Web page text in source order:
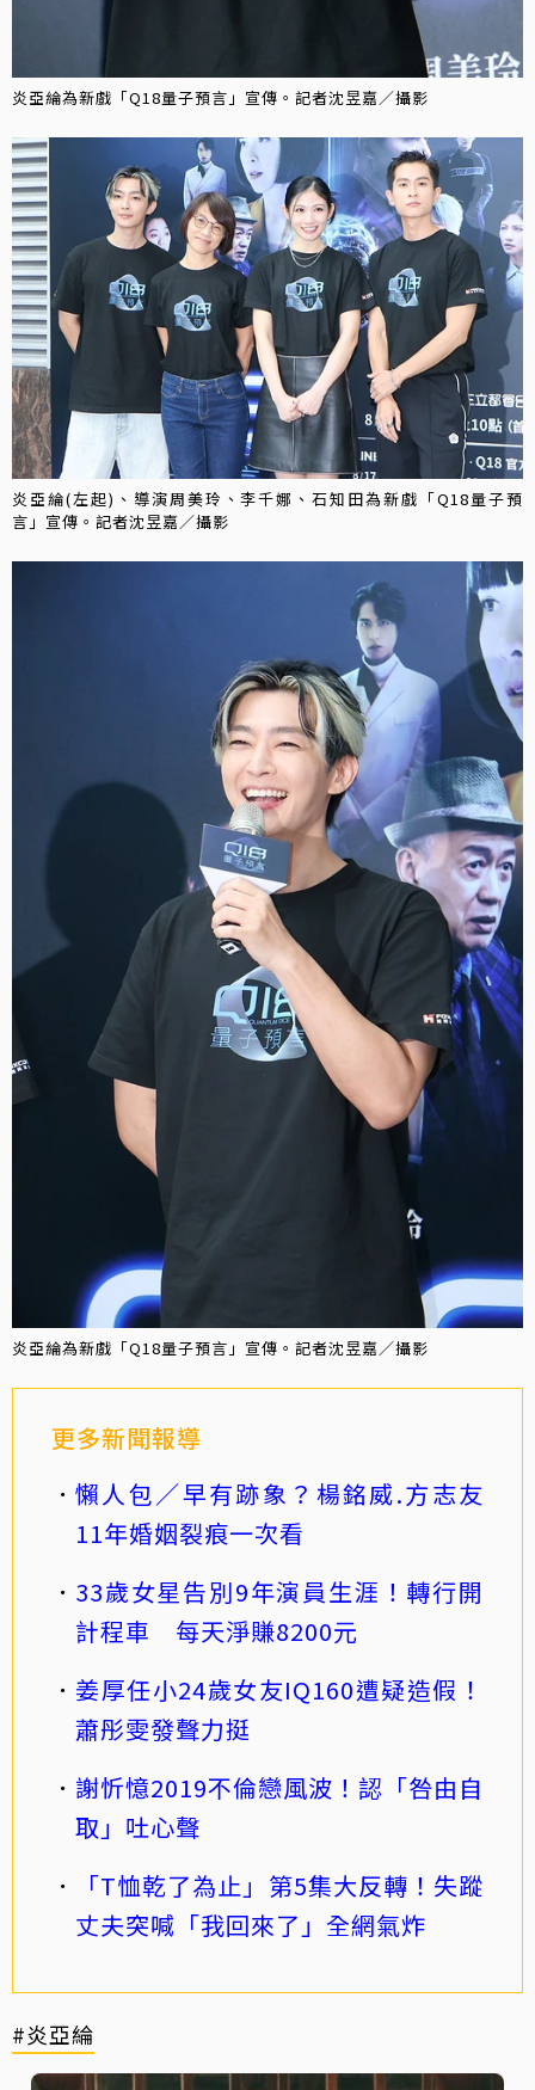
炎亞綸為新戲「Q18量子預言」宣傳。記者沈昱嘉／攝影
炎亞綸(左起)、導演周美玲、李千娜、石知田為新戲「Q18量子預
言」宣傳。記者沈昱嘉／攝影
炎亞綸為新戲「Q18量子預言」宣傳。記者沈昱嘉／攝影
更多新聞報導
懶人包／早有跡象？楊銘威.方志友
11年婚姻裂痕一次看
33歲女星告別9年演員生涯！轉行開
計程車 每天淨賺8200元
姜厚任小24歲女友IQ160遭疑造假！
蕭彤雯發聲力挺
謝忻憶2019不倫戀風波！認「咎由自
取」吐心聲
「T恤乾了為止」第5集大反轉！失蹤
丈夫突喊「我回來了」全網氣炸
#炎亞綸